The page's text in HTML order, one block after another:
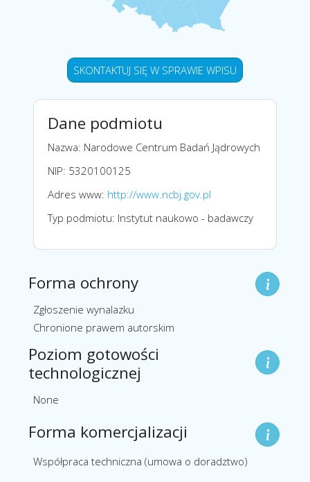
SKONTAKTUJ SIĘ W SPRAWIE WPISU
Dane podmiotu
Nazwa: Narodowe Centrum Badań Jądrowych
NIP: 5320100125
Adres www: http://www.ncbj.gov.pl
Typ podmiotu: Instytut naukowo - badawczy
Forma ochrony
Zgłoszenie wynalazku
Chronione prawem autorskim
Poziom gotowości
technologicznej
None
Forma komercjalizacji
Współpraca techniczna (umowa o doradztwo)